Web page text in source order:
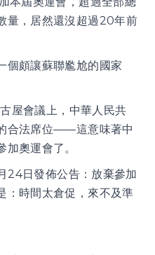
量，居然還沒超過20年前
個頗讓蘇聯尷尬的國家
屋會議上，中華人民共
合法席位——這意味著中
奧運會了。
24日發佈公告：放棄參加
：時間太倉促，來不及準